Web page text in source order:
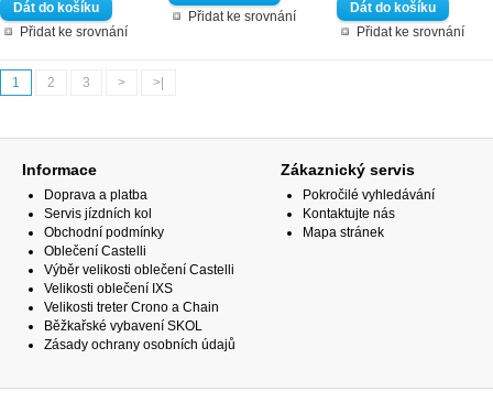
Přidat ke srovnání
Přidat ke srovnání
Přidat ke srovnání
1 2 3 > >|
Informace
Doprava a platba
Servis jízdních kol
Obchodní podmínky
Oblečení Castelli
Výběr velikosti oblečení Castelli
Velikosti oblečení IXS
Velikosti treter Crono a Chain
Běžkařské vybavení SKOL
Zásady ochrany osobních údajů
Zákaznický servis
Pokročilé vyhledávání
Kontaktujte nás
Mapa stránek